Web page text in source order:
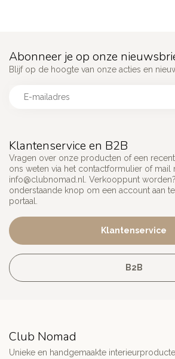
Klantenservice en B2B
Vragen over onze producten of een
ons weten via het contactformulier of mail
info@clubnomad.nl
. Verkooppunt
onderstaande knop om een account aan
portaal.
Klantenservice
B2B
Abonneer je op onze
Blijf op de hoogte van onze acties en
Club Nomad
Unieke en handgemaakte